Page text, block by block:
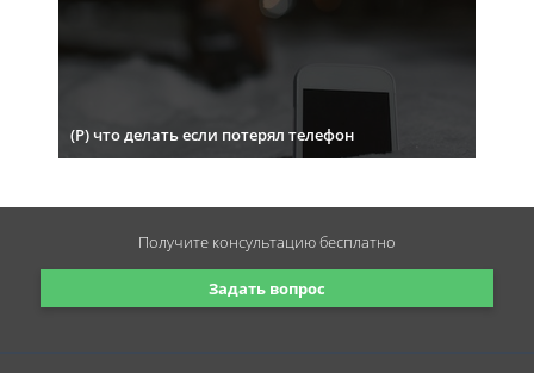
(Р) что делать если потерял телефон
Задать вопрос
Получите консультациюбесплатно